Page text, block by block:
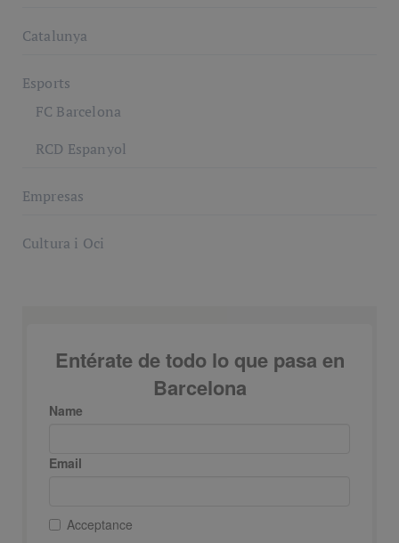
Catalunya
Esports
FC Barcelona
RCD Espanyol
Empresas
Cultura i Oci